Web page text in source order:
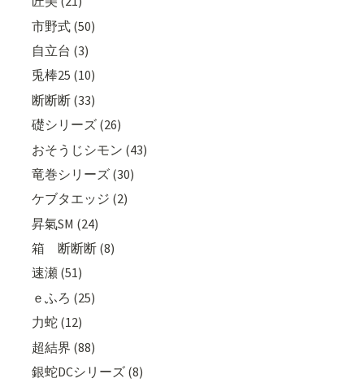
市野式 (50)
自立台 (3)
兎棒25 (10)
断断断 (33)
礎シリーズ (26)
おそうじシモン (43)
竜巻シリーズ (30)
ケブタエッジ (2)
昇氣SM (24)
箱 断断断 (8)
速瀬 (51)
ｅふろ (25)
力蛇 (12)
超結界 (88)
銀蛇DCシリーズ (8)